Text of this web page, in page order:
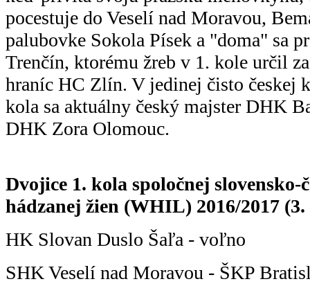
pocestuje do Veselí nad Moravou,
palubovke Sokola Písek a "doma" sa
Trenčín, ktorému žreb v 1. kole určil za
hraníc HC Zlín. V jedinej čisto českej
kola sa aktuálny český majster DHK
DHK Zora Olomouc.
Dvojice 1. kola spoločnej slovensko-
hádzanej žien (WHIL) 2016/2017 (3.
HK Slovan Duslo Šaľa - voľno
SHK Veselí nad Moravou - ŠKP